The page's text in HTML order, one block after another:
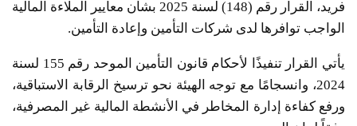
فريد، القرار رقم (148) لسنة 2025 بشأن معايير الملاءة المالية
الواجب توافرها لدى شركات التأمين وإعادة التأمين.
يأتي القرار تنفيذًا لأحكام قانون التأمين الموحد رقم 155 لسنة
2024، وانسجامًا مع توجه الهيئة نحو ترسيخ الرقابة الاستباقية،
ورفع كفاءة إدارة المخاطر في الأنشطة المالية غير المصرفية،